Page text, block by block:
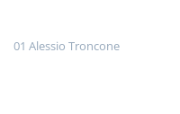
01 Alessio Troncone